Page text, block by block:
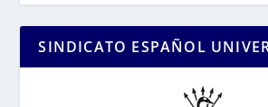
SINDICATO ESPAÑOL